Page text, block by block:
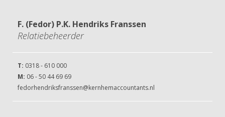
F. (Fedor) P.K. Hendriks Franssen
Relatiebeheerder
T: 0318 - 610 000
M: 06 - 50 44 69 69
fedorhendriksfranssen@kernhemaccountants.nl